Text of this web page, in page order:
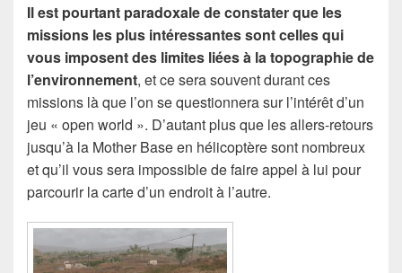
Il est pourtant paradoxale de constater que les
missions les plus intéressantes sont celles qui
vous imposent des limites liées à la topographie de
l’environnement, et ce sera souvent durant ces
missions là que l’on se questionnera sur l’intérêt d’un
jeu « open world ». D’autant plus que les allers-retours
jusqu’à la Mother Base en hélicoptère sont nombreux
et qu’il vous sera impossible de faire appel à lui pour
parcourir la carte d’un endroit à l’autre.